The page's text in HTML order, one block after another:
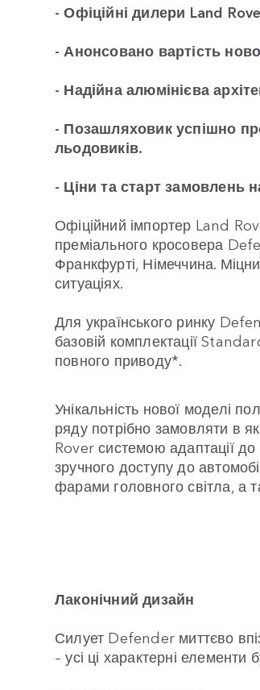
- Офіційні дилери Land
- Анонсовано вартість
- Надійна алюмінієва
- Позашляховик успішно
льодовиків.
- Ціни та старт замовлень
Офіційний імпортер Land
преміального кросовера
Франкфурті, Німеччина.
ситуаціях.
Для українського ринку
базовій комплектації
повного приводу*.
Унікальність нової моделі
ряду потрібно замовляти в
Rover системою адаптації
зручного доступу до
фарами головного світла, а
Лаконічний дизайн
Силует Defender миттєво
– усі ці характерні